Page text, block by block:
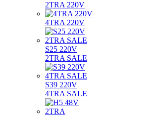
2TRA 220V
4TRA 220V
S25 220V
2TRA SALE
S39 220V
4TRA SALE